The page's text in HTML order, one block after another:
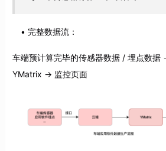
完整数据流：
车端预计算完毕的传感器数据 / 埋点数据
YMatrix -> 监控页面